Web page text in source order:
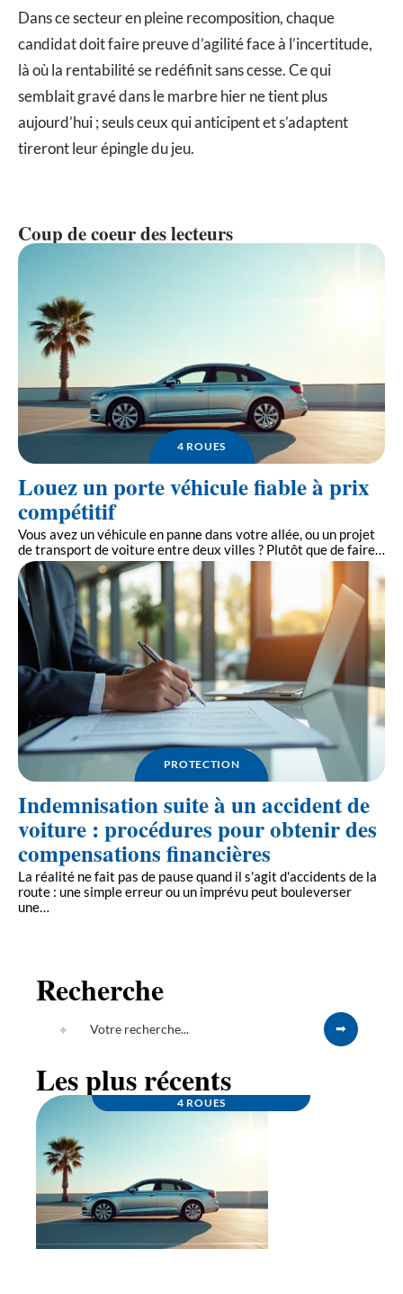
Dans ce secteur en pleine recomposition, chaque
candidat doit faire preuve d’agilité face à l’incertitude,
là où la rentabilité se redéfinit sans cesse. Ce qui
semblait gravé dans le marbre hier ne tient plus
aujourd’hui ; seuls ceux qui anticipent et s’adaptent
tireront leur épingle du jeu.
Coup de coeur des lecteurs
4 ROUES
Louez un porte véhicule fiable à prix
compétitif
Vous avez un véhicule en panne dans votre allée, ou un projet
de transport de voiture entre deux villes ? Plutôt que de faire…
PROTECTION
Indemnisation suite à un accident de
voiture : procédures pour obtenir des
compensations financières
La réalité ne fait pas de pause quand il s'agit d'accidents de la
route : une simple erreur ou un imprévu peut bouleverser
une
Recherche
Les plus récents
4 ROUES